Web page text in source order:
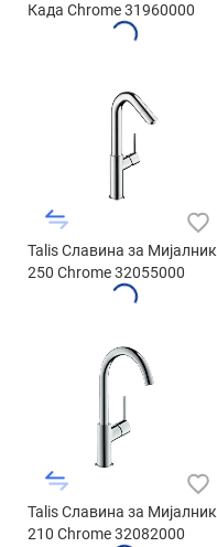
Када Chrome 31960000
Talis Славина за Мијалник
250 Chrome 32055000
Talis Славина за Мијалник
210 Chrome 32082000